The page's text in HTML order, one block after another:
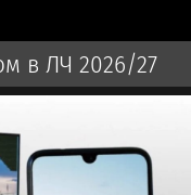
в ЛЧ 2026/27